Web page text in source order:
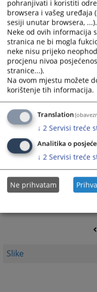
Slike
select
a
date.
Press
the
question
mark
key
get
the
keyboard
shortcuts
for
dates.
pohranjivati i koristiti
browsera i vašeg uređaja
sesiji unutar browsera, ...).
Neke od ovih informacija
stranica ne bi mogla
neke nisu prijeko
procjenu nivoa
stranice...).
Na ovom mjestu možete
korištenje tih informacija.
Translation
↓ 2 Servisi treće
Analitika o
↓ 2 Servisi treće
Ne prihvatam